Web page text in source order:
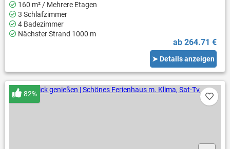
160 m² / Mehrere Etagen
3 Schlafzimmer
4 Badezimmer
Nächster Strand 1000 m
ab 264.71 €
➤ Details anzeigen
82%